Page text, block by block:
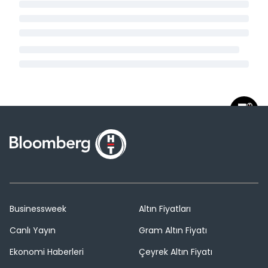
Businessweek
Canlı Yayın
Ekonomi Haberleri
Altın Fiyatları
Gram Altın Fiyatı
Çeyrek Altın Fiyatı